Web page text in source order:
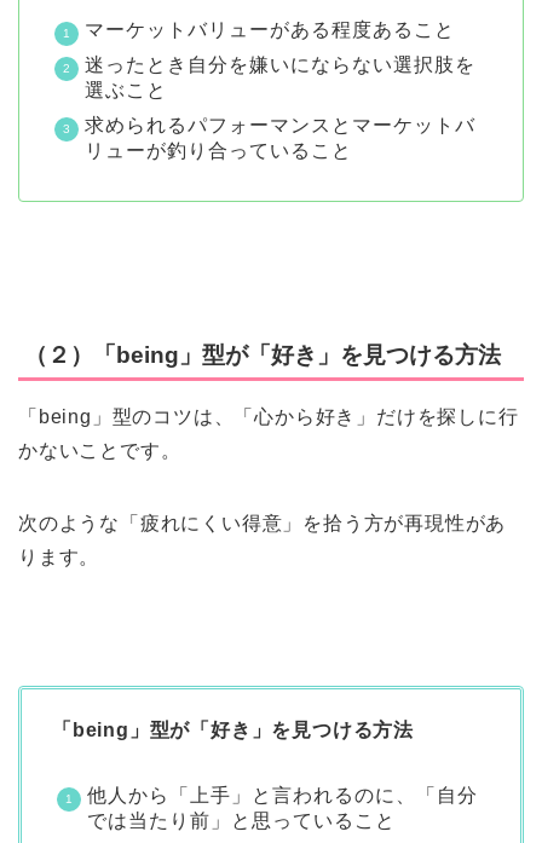
マーケットバリューがある程度あること
迷ったとき自分を嫌いにならない選択肢を
選ぶこと
求められるパフォーマンスとマーケットバ
リューが釣り合っていること
（２）「being」型が「好き」を見つける方法
「being」型のコツは、「心から好き」だけを探しに行
かないことです。
次のような「疲れにくい得意」を拾う方が再現性があ
ります。
「being」型が「好き」を見つける方法
他人から「上手」と言われるのに、「自分
では当たり前」と思っていること